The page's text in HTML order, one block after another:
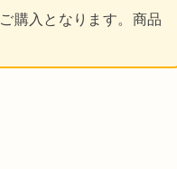
購入となります。商品